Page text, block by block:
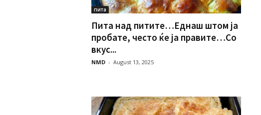
пита
Пита над питите…Еднаш штом ја
пробате, често ќе ја правите…Со
вкус...
NMD - August 13, 2025